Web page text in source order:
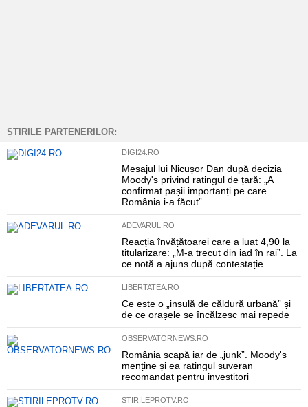
ȘTIRILE PARTENERILOR:
DIGI24.RO
Mesajul lui Nicușor Dan după decizia
Moody's privind ratingul de țară: „A
confirmat pașii importanți pe care
România i-a făcut”
ADEVARUL.RO
Reacția învățătoarei care a luat 4,90 la
titularizare: „M-a trecut din iad în rai”. La
ce notă a ajuns după contestație
LIBERTATEA.RO
Ce este o „insulă de căldură urbană” și
de ce orașele se încălzesc mai repede
OBSERVATORNEWS.RO
România scapă iar de „junk”. Moody's
menține și ea ratingul suveran
recomandat pentru investitori
STIRILEPROTV.RO